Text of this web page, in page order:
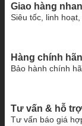
Giao hàng
Siêu tốc, linh
Hàng chính
Bảo hành chính
Tư vấn & hỗ
Tư vấn báo giá